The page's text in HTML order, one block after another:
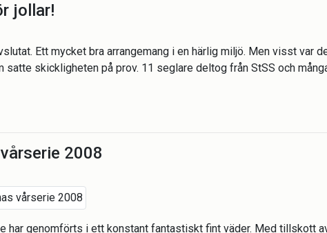
jollar!
Ett mycket bra arrangemang i en härlig miljö. Men visst var
satte skickligheten på prov. 11 seglare deltog från StSS och
2008
har genomförts i ett konstant fantastiskt fint väder. Med tillskott